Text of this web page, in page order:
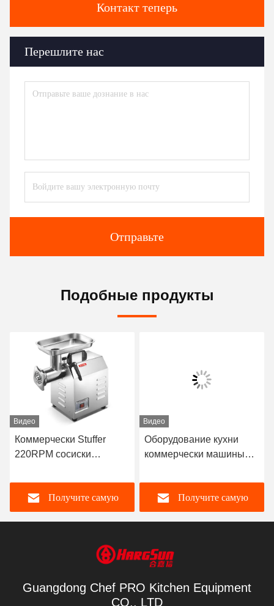
Контакт теперь
Перешлите нас
Отправьте
Подобные продукты
Видео
Коммерчески Stuffer
220RPM сосиски
мясорубки
электрический
Получите самую
Видео
Оборудование кухни
коммерчески машины
промышленное
Получите самую
Guangdong Chef PRO Kitchen Equipment
CO., LTD